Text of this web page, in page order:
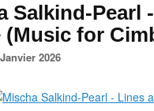
Salkind-Pearl
(Music for
2026